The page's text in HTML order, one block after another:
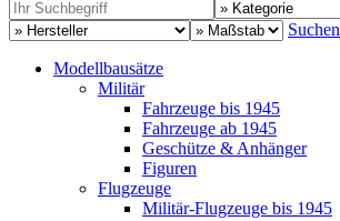
Suchen
Modellbausätze
Militär
Fahrzeuge bis 1945
Fahrzeuge ab 1945
Geschütze & Anhänger
Figuren
Flugzeuge
Militär-Flugzeuge bis 1945